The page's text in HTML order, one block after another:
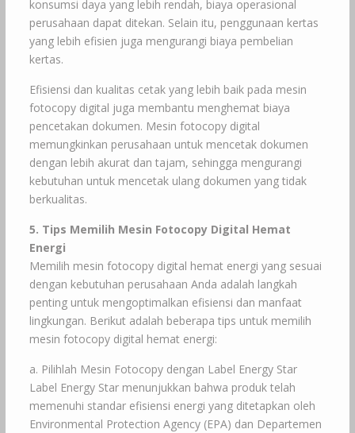
konsumsi daya yang lebih rendah, biaya operasional
perusahaan dapat ditekan. Selain itu, penggunaan kertas
yang lebih efisien juga mengurangi biaya pembelian
kertas.
Efisiensi dan kualitas cetak yang lebih baik pada mesin
fotocopy digital juga membantu menghemat biaya
pencetakan dokumen. Mesin fotocopy digital
memungkinkan perusahaan untuk mencetak dokumen
dengan lebih akurat dan tajam, sehingga mengurangi
kebutuhan untuk mencetak ulang dokumen yang tidak
berkualitas.
5. Tips Memilih Mesin Fotocopy Digital Hemat
Energi
Memilih mesin fotocopy digital hemat energi yang sesuai
dengan kebutuhan perusahaan Anda adalah langkah
penting untuk mengoptimalkan efisiensi dan manfaat
lingkungan. Berikut adalah beberapa tips untuk memilih
mesin fotocopy digital hemat energi:
a. Pilihlah Mesin Fotocopy dengan Label Energy Star
Label Energy Star menunjukkan bahwa produk telah
memenuhi standar efisiensi energi yang ditetapkan oleh
Environmental Protection Agency (EPA) dan Departemen